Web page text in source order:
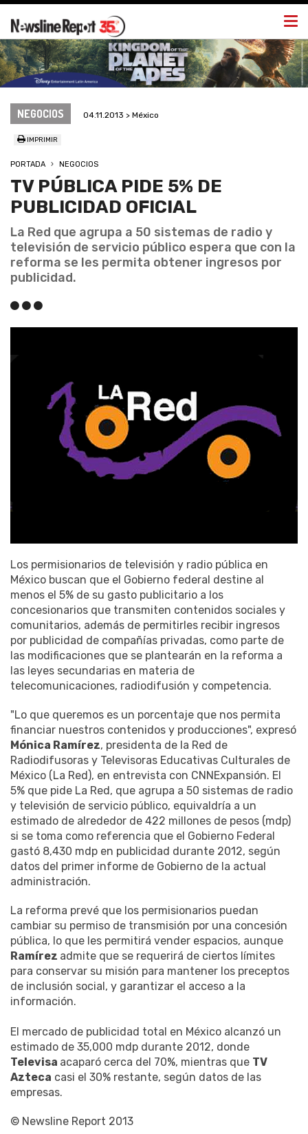
NEGOCIOS 04.11.2013 > México
IMPRIMIR
PORTADA NEGOCIOS
TV PÚBLICA PIDE 5% DE
PUBLICIDAD OFICIAL
La Red que agrupa a 50 sistemas de radio y
televisión de servicio público espera que con la
reforma se les permita obtener ingresos por
publicidad.
Los permisionarios de televisión y radio pública en
México buscan que el Gobierno federal destine al
menos el 5% de su gasto publicitario a los
concesionarios que transmiten contenidos sociales y
comunitarios, además de permitirles recibir ingresos
por publicidad de compañías privadas, como parte de
las modificaciones que se plantearán en la reforma a
las leyes secundarias en materia de
telecomunicaciones, radiodifusión y competencia.
"Lo que queremos es un porcentaje que nos permita
financiar nuestros contenidos y producciones", expresó
Mónica Ramírez, presidenta de la Red de
Radiodifusoras y Televisoras Educativas Culturales de
México (La Red), en entrevista con CNNExpansión. El
5% que pide La Red, que agrupa a 50 sistemas de radio
y televisión de servicio público, equivaldría a un
estimado de alrededor de 422 millones de pesos (mdp)
si se toma como referencia que el Gobierno Federal
gastó 8,430 mdp en publicidad durante 2012, según
datos del primer informe de Gobierno de la actual
administración.
La reforma prevé que los permisionarios puedan
cambiar su permiso de transmisión por una concesión
pública, lo que les permitirá vender espacios, aunque
Ramírez admite que se requerirá de ciertos límites
para conservar su misión para mantener los preceptos
de inclusión social, y garantizar el acceso a la
información.
El mercado de publicidad total en México alcanzó un
estimado de 35,000 mdp durante 2012, donde
Televisa acaparó cerca del 70%, mientras que TV
Azteca casi el 30% restante, según datos de las
empresas.
© Newsline Report 2013